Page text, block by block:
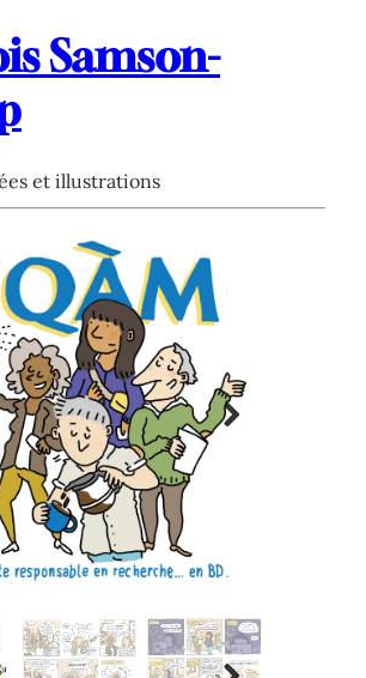
Samson-
et illustrations